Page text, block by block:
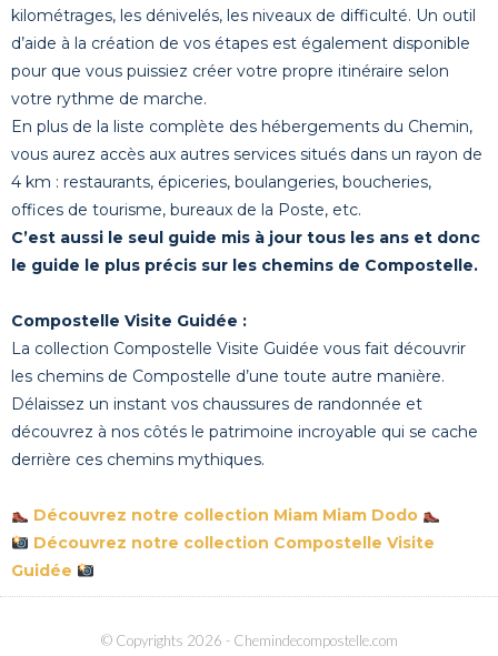
kilométrages, les dénivelés, les niveaux de difficulté. Un outil
d’aide à la création de vos étapes est également disponible
pour que vous puissiez créer votre propre itinéraire selon
votre rythme de marche.
En plus de la liste complète des hébergements du Chemin,
vous aurez accès aux autres services situés dans un rayon de
4 km : restaurants, épiceries, boulangeries, boucheries,
offices de tourisme, bureaux de la Poste, etc.
C’est aussi le seul guide mis à jour tous les ans et donc
le guide le plus précis sur les chemins de Compostelle.
Compostelle Visite Guidée :
La collection Compostelle Visite Guidée vous fait découvrir
les chemins de Compostelle d’une toute autre manière.
Délaissez un instant vos chaussures de randonnée et
découvrez à nos côtés le patrimoine incroyable qui se cache
derrière ces chemins mythiques.
Découvrez notre collection Miam Miam Dodo
Découvrez notre collection Compostelle Visite
Guidée
© Copyrights 2026 - Chemindecompostelle.com